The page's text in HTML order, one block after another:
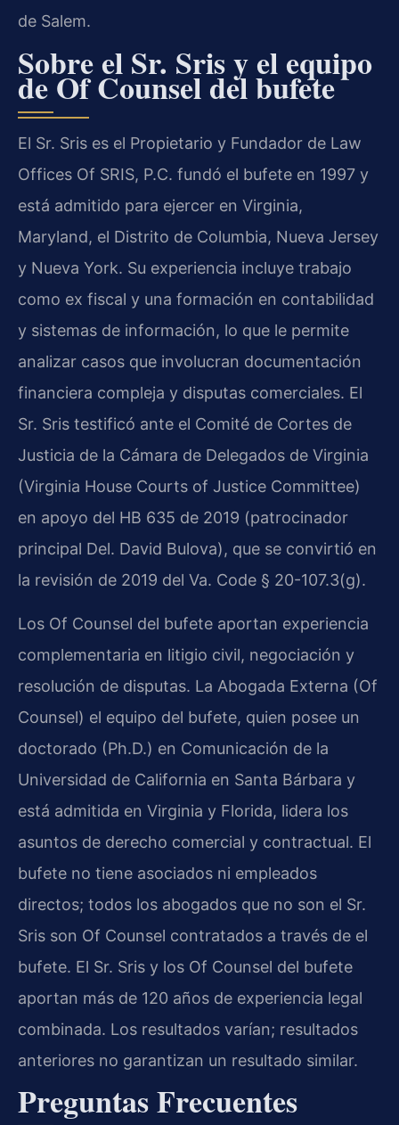
de Salem.
Sobre el Sr. Sris y el equipo
de Of Counsel del bufete
El Sr. Sris es el Propietario y Fundador de Law
Offices Of SRIS, P.C. fundó el bufete en 1997 y
está admitido para ejercer en Virginia,
Maryland, el Distrito de Columbia, Nueva Jersey
y Nueva York. Su experiencia incluye trabajo
como ex fiscal y una formación en contabilidad
y sistemas de información, lo que le permite
analizar casos que involucran documentación
financiera compleja y disputas comerciales. El
Sr. Sris testificó ante el Comité de Cortes de
Justicia de la Cámara de Delegados de Virginia
(Virginia House Courts of Justice Committee)
en apoyo del HB 635 de 2019 (patrocinador
principal Del. David Bulova), que se convirtió en
la revisión de 2019 del Va. Code § 20-107.3(g).
Los Of Counsel del bufete aportan experiencia
complementaria en litigio civil, negociación y
resolución de disputas. La Abogada Externa (Of
Counsel) el equipo del bufete, quien posee un
doctorado (Ph.D.) en Comunicación de la
Universidad de California en Santa Bárbara y
está admitida en Virginia y Florida, lidera los
asuntos de derecho comercial y contractual. El
bufete no tiene asociados ni empleados
directos; todos los abogados que no son el Sr.
Sris son Of Counsel contratados a través de el
bufete. El Sr. Sris y los Of Counsel del bufete
aportan más de 120 años de experiencia legal
combinada. Los resultados varían; resultados
anteriores no garantizan un resultado similar.
Preguntas Frecuentes